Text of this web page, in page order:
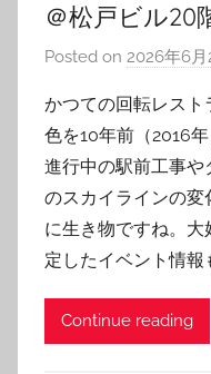
＠松戸ビル20
Posted on 2026年6月
かつての回転レス
色を10年前（2016
進行中の駅前工事
のスカイラインの変
に生き物ですね。
定したイベント情報
Continue reading